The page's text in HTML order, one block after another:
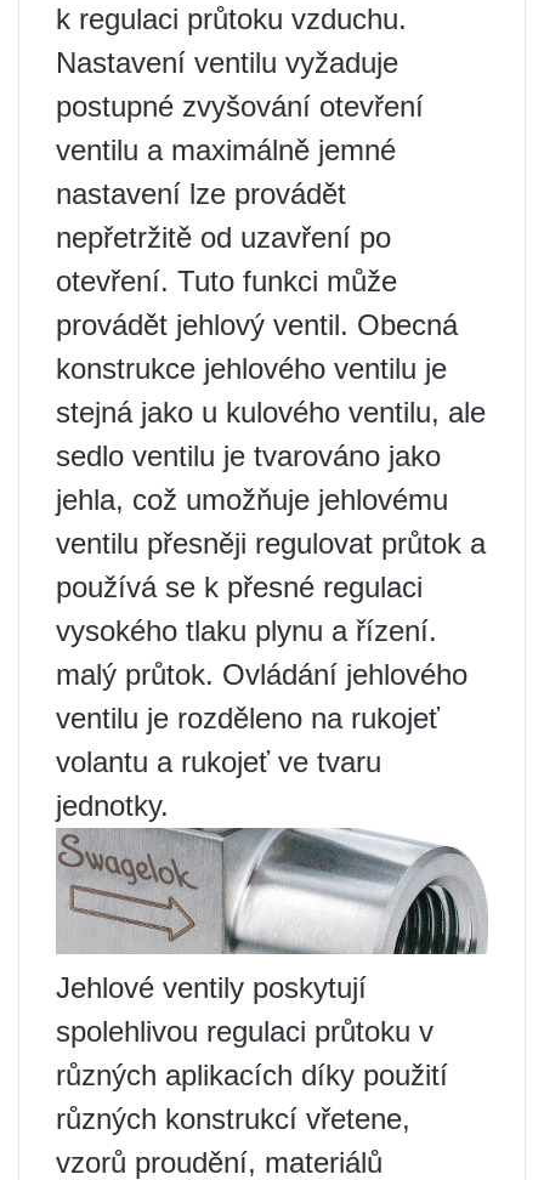
k regulaci průtoku vzduchu.
Nastavení ventilu vyžaduje
postupné zvyšování otevření
ventilu a maximálně jemné
nastavení lze provádět
nepřetržitě od uzavření po
otevření. Tuto funkci může
provádět jehlový ventil. Obecná
konstrukce jehlového ventilu je
stejná jako u kulového ventilu, ale
sedlo ventilu je tvarováno jako
jehla, což umožňuje jehlovému
ventilu přesněji regulovat průtok a
používá se k přesné regulaci
vysokého tlaku plynu a řízení.
malý průtok. Ovládání jehlového
ventilu je rozděleno na rukojeť
volantu a rukojeť ve tvaru
jednotky.
Jehlové ventily poskytují
spolehlivou regulaci průtoku v
různých aplikacích díky použití
různých konstrukcí vřetene,
vzorů proudění, materiálů